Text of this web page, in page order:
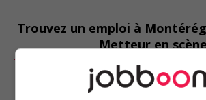
Trouvez un emploi à
Metteur en
Désolé, cette recherche n'a
résultat.